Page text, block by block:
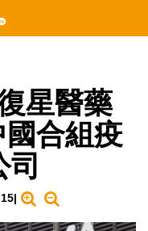
星醫藥
合組疫
|